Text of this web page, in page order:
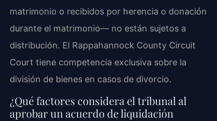
matrimonio o recibidos por herencia o donación
durante el matrimonio— no están sujetos a
distribución. El Rappahannock County Circuit
Court tiene competencia exclusiva sobre la
división de bienes en casos de divorcio.
¿Qué factores considera el tribunal al
aprobar un acuerdo de liquidación